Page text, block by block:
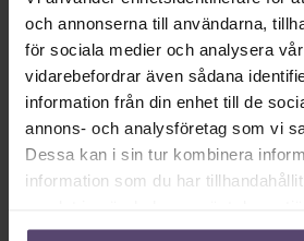
och annonserna till användarna,
för sociala medier och analysera
vidarebefordrar även sådana
information från din enhet till de
annons- och analysföretag som vi
Dessa kan i sin tur kombinera
information som du har
delta i auktionen även på ett
genom att använda ett medel
distanskommunikation,
11. avser digitalt innehåll som
annat sätt än på ett fysiskt
konsumenten uttryckligen har
leverans på detta sätt och gått
12. avser kulturevenemang,